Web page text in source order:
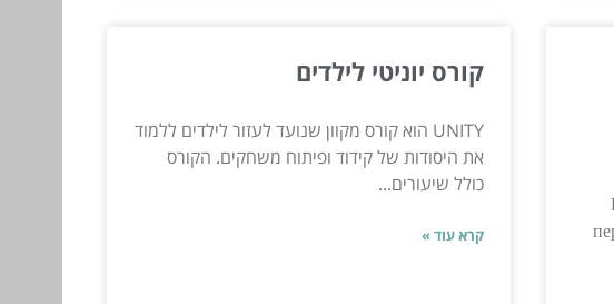
קורס יוניטי לילדים
UNITY הוא קורס מקוון שנועד לעזור לילדים ללמוד
את היסודות של קידוד ופיתוח משחקים. הקורס
כולל שיעורים...
קרא עוד »